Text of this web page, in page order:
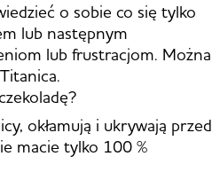
o sobie co się tylko
lub następnym
lub frustracjom. Można
okłamują i ukrywają przed
macie tylko 100 %